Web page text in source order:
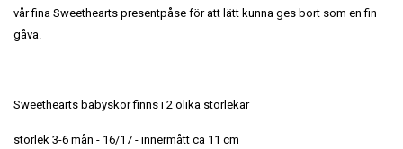
vår fina Sweethearts presentpåse för att lätt kunna ges bort som en fin
gåva.
Sweethearts babyskor finns i 2 olika storlekar
storlek 3-6 mån - 16/17 - innermått ca 11 cm